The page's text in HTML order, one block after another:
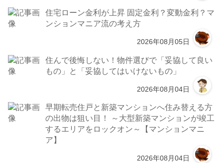
住宅ローン金利が上昇 固定金利？変動金利？マ
ンションマニア流の考え方
2026年08月05日
住んで後悔しない！物件選びで「妥協して良い
もの」と「妥協してはいけないもの」
2026年08月04日
早期転売住戸と新築マンションへ住み替える方
の出物は狙い目！ ～大型新築マンションが竣工
するエリアをロックオン～【マンションマニ
ア】
2026年08月04日